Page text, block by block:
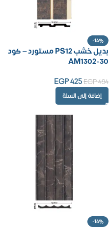
-14%
بديل خشب PS12 مستورد – كود
AM1302-30
EGP494
EGP425
إضافة إلى السلة
-14%